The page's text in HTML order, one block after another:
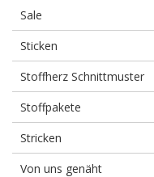
Sale
Sticken
Stoffherz Schnittmuster
Stoffpakete
Stricken
Von uns genäht